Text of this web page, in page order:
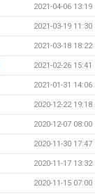
2021-04-06 13:19
2021-03-19 11:30
2021-03-18 18:22
2021-02-26 15:41
2021-01-31 14:06
2020-12-22 19:18
2020-12-07 08:00
2020-11-30 17:47
2020-11-17 13:32
2020-11-15 07:00